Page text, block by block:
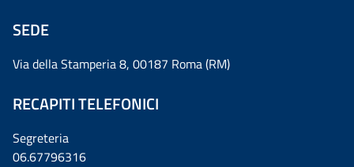
SEDE
Via della Stamperia 8, 00187 Roma (RM)
RECAPITI TELEFONICI
Segreteria
06.67796316